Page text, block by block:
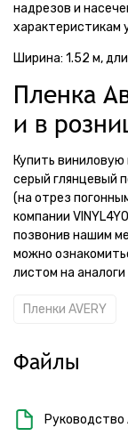
надрезов и
характеристикам
Ширина: 1.52 м,
Пленка
и в
Купить виниловую
серый глянцевый
(на отрез
компании
позвонив нашим
можно
листом на
Пленки AVERY
Файлы